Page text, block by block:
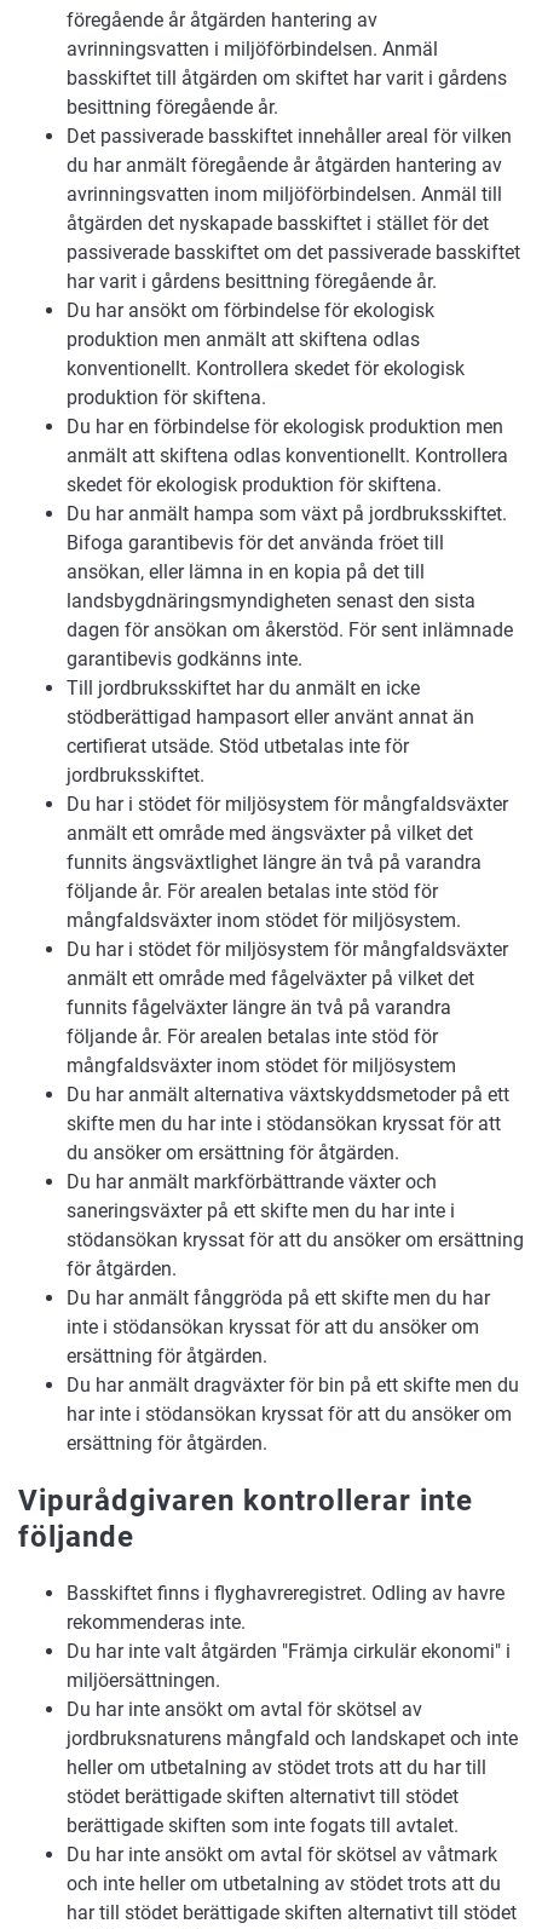
föregående år åtgärden hantering av
avrinningsvatten i miljöförbindelsen. Anmäl
basskiftet till åtgärden om skiftet har varit i gårdens
besittning föregående år.
Det passiverade basskiftet innehåller areal för vilken
du har anmält föregående år åtgärden hantering av
avrinningsvatten inom miljöförbindelsen. Anmäl till
åtgärden det nyskapade basskiftet i stället för det
passiverade basskiftet om det passiverade basskiftet
har varit i gårdens besittning föregående år.
Du har ansökt om förbindelse för ekologisk
produktion men anmält att skiftena odlas
konventionellt. Kontrollera skedet för ekologisk
produktion för skiftena.
Du har en förbindelse för ekologisk produktion men
anmält att skiftena odlas konventionellt. Kontrollera
skedet för ekologisk produktion för skiftena.
Du har anmält hampa som växt på jordbruksskiftet.
Bifoga garantibevis för det använda fröet till
ansökan, eller lämna in en kopia på det till
landsbygdnäringsmyndigheten senast den sista
dagen för ansökan om åkerstöd. För sent inlämnade
garantibevis godkänns inte.
Till jordbruksskiftet har du anmält en icke
stödberättigad hampasort eller använt annat än
certifierat utsäde. Stöd utbetalas inte för
jordbruksskiftet.
Du har i stödet för miljösystem för mångfaldsväxter
anmält ett område med ängsväxter på vilket det
funnits ängsväxtlighet längre än två på varandra
följande år. För arealen betalas inte stöd för
mångfaldsväxter inom stödet för miljösystem.
Du har i stödet för miljösystem för mångfaldsväxter
anmält ett område med fågelväxter på vilket det
funnits fågelväxter längre än två på varandra
följande år. För arealen betalas inte stöd för
mångfaldsväxter inom stödet för miljösystem
Du har anmält alternativa växtskyddsmetoder på ett
skifte men du har inte i stödansökan kryssat för att
du ansöker om ersättning för åtgärden.
Du har anmält markförbättrande växter och
saneringsväxter på ett skifte men du har inte i
stödansökan kryssat för att du ansöker om ersättning
för åtgärden.
Du har anmält fånggröda på ett skifte men du har
inte i stödansökan kryssat för att du ansöker om
ersättning för åtgärden.
Du har anmält dragväxter för bin på ett skifte men du
har inte i stödansökan kryssat för att du ansöker om
ersättning för åtgärden.
Vipurådgivaren kontrollerar inte
följande
Basskiftet finns i flyghavreregistret. Odling av havre
rekommenderas inte.
Du har inte valt åtgärden "Främja cirkulär ekonomi" i
miljöersättningen.
Du har inte ansökt om avtal för skötsel av
jordbruksnaturens mångfald och landskapet och inte
heller om utbetalning av stödet trots att du har till
stödet berättigade skiften alternativt till stödet
berättigade skiften som inte fogats till avtalet.
Du har inte ansökt om avtal för skötsel av våtmark
och inte heller om utbetalning av stödet trots att du
har till stödet berättigade skiften alternativt till stödet